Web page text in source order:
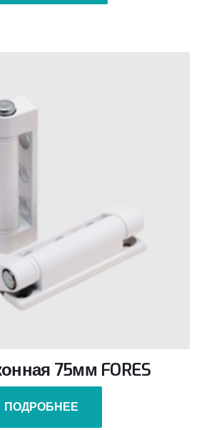
75мм FORES
ПОДРОБНЕЕ